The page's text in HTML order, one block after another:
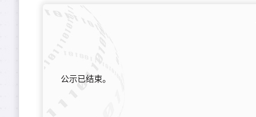
公示已结束。